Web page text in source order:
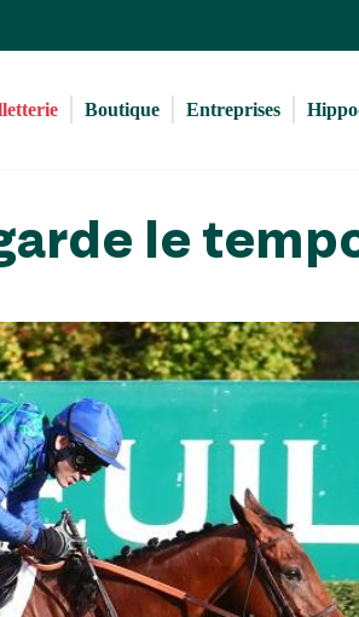
au
principal
Boutique Entreprises
le